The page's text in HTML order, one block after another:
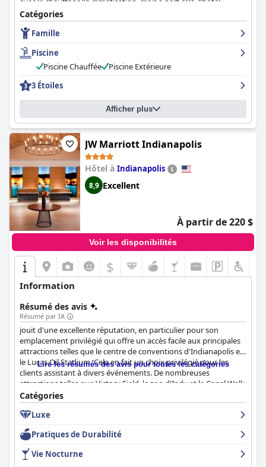
convenait aux voyageurs d'affaires. Bien qu'il y ait eu quelques
commentaires négatifs concernant la sécurité et le service, la
plupart des clients ont apprécié leur séjour. Cependant, ce n'est
peut-être pas le meilleur choix pour les clients ayant des besoins
spéciaux.
Catégories
Famille
Piscine
Piscine Chauffée
Piscine Extérieure
3 Étoiles
Afficher plus
JW Marriott Indianapolis
Hôtel à Indianapolis
8,9 Excellent
À partir de 220 $
Voir les disponibilités
$
Information
Résumé des avis
Résumé par IA
jouit d'une excellente réputation, en particulier pour son
emplacement privilégié qui offre un accès facile aux principales
attractions telles que le centre de conventions d'Indianapolis et
le Lucas Oil Stadium. Cela en fait un choix privilégié pour les
clients assistant à divers événements. De nombreuses
attractions telles que Victory Field, le zoo d'Indy et le Canal Walk
sont accessibles à pied, ce qui fait de l'hôtel un lieu idéal pour les
voyageurs d'affaires et de loisirs.
L'hôtel reçoit régulièrement des éloges pour les vues
imprenables depuis ses chambres, qui sont décrites comme
spacieuses, meublées de façon moderne et impeccablement
propres. Les clients apprécient les lits confortables et les
Lire les résumés des avis pour toutes les catégories
Catégories
Luxe
Pratiques de Durabilité
Vie Nocturne